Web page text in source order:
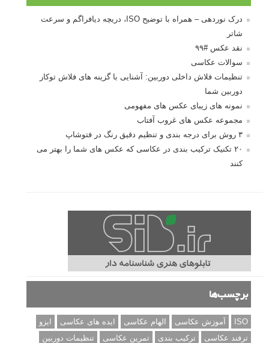
درک نوردهی – همراه با توضیح ISO، دریچه دیافراگم و سرعت
شاتر
نقد عکس #۹۹
سوالات عکاسی
تنظیمات فلاش داخلی دوربین: آشنایی با گزینه های فلاش توکار
دوربین شما
نمونه های زیبای عکس های مفهومی
مجموعه عکس های غروب آفتاب
۳ روش برای درجه بندی و تنظیم دقیق رنگ در فتوشاپ
۲۰ تکنیک ترکیب بندی در عکاسی که عکس های شما را بهتر می
کنند
برچسب‌ها
ISO آموزش عکاسی الهام عکاسی ایده های عکاسی
ایزو
ترفند عکاسی
ترکیب بندی تمرین عکاسی
تنظیمات دوربین